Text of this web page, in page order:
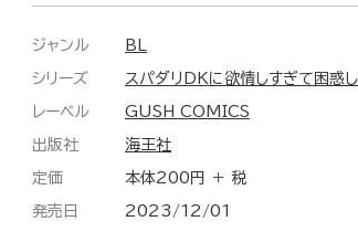
ジャンル BL
シリーズ スパダリDKに欲情しすぎて困惑
レーベル GUSH COMICS
出版社 海王社
定価 本体200円 ＋ 税
発売日 2023/12/01